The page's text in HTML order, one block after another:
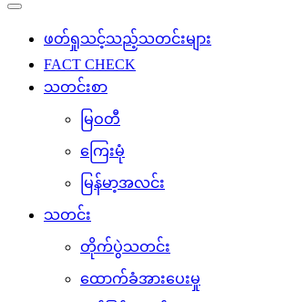
ဖတ်ရှုသင့်သည့်သတင်းများ
FACT CHECK
သတင်းစာ
မြဝတီ
ကြေးမုံ
မြန်မာ့အလင်း
သတင်း
တိုက်ပွဲသတင်း
ထောက်ခံအားပေးမှု